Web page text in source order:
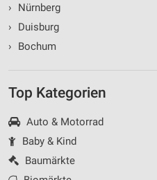
›
Nürnberg
›
Duisburg
›
Bochum
Top Kategorien
Auto & Motorrad
Baby & Kind
Baumärkte